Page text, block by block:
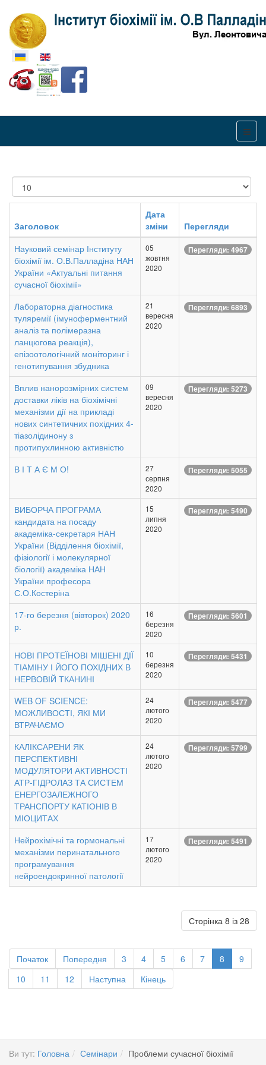
Оберіть свою мову
Показувати
Заголовок
Дата
зміни
Перегляди
Науковий семінар Інституту
біохімії ім. О.В.Палладіна НАН
України «Актуальні питання
сучасної біохімії»
05
жовтня
2020
Перегляди: 4967
Лабораторна діагностика
туляремії (імуноферментний
аналіз та полімеразна
ланцюгова реакція),
епізоотологічний моніторинг і
генотипування збудника
21
вересня
2020
Перегляди: 6893
Вплив нанорозмірних систем
доставки ліків на біохімічні
механізми дії на прикладі
нових синтетичних похідних 4-
тіазолідинону з
протипухлинною активністю
09
вересня
2020
Перегляди: 5273
В І Т А Є М О!
27
серпня
2020
Перегляди: 5055
ВИБОРЧА ПРОГРАМА
кандидата на посаду
академіка-секретаря НАН
України (Відділення біохімії,
фізіології і молекулярної
біології) академіка НАН
України професора
С.О.Костеріна
15
липня
2020
Перегляди: 5490
17-го березня (вівторок) 2020
р.
16
березня
2020
Перегляди: 5601
НОВІ ПРОТЕЇНОВІ МІШЕНІ ДІЇ
ТІАМІНУ І ЙОГО ПОХІДНИХ В
НЕРВОВІЙ ТКАНИНІ
10
березня
2020
Перегляди: 5431
WEB OF SCIENCE:
МОЖЛИВОСТІ, ЯКІ МИ
ВТРАЧАЄМО
24
лютого
2020
Перегляди: 5477
КАЛІКСАРЕНИ ЯК
ПЕРСПЕКТИВНІ
МОДУЛЯТОРИ АКТИВНОСТІ
АТР-ГІДРОЛАЗ ТА СИСТЕМ
ЕНЕРГОЗАЛЕЖНОГО
ТРАНСПОРТУ КАТІОНІВ В
МІОЦИТАХ
24
лютого
2020
Перегляди: 5799
Нейрохімічні та гормональні
механізми перинатального
програмування
нейроендокринної патології
17
лютого
2020
Перегляди: 5491
Сторінка 8 із 28
Початок Попередня 3 4 5 6 7 8
9
10
11 12 Наступна Кінець
Ви тут: Головна Семінари Проблеми сучасної біохімії